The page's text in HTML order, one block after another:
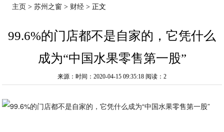
主页 >苏州之窗 > 财经 > 正文
99.6%的门店都不是自家的，它凭什么
成为“中国水果零售第一股”
来源：时间：2020-04-15 09:35:18 阅读：2